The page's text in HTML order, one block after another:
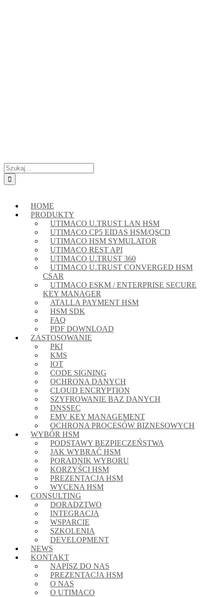
Szukaj
HOME
PRODUKTY
UTIMACO U.TRUST LAN HSM
UTIMACO CP5 EIDAS HSM/QSCD
UTIMACO HSM SYMULATOR
UTIMACO REST API
UTIMACO U.TRUST 360
UTIMACO U.TRUST CONVERGED HSM
CSAR
UTIMACO ESKM / ENTERPRISE SECURE
KEY MANAGER
ATALLA PAYMENT HSM
HSM SDK
FAQ
PDF DOWNLOAD
ZASTOSOWANIE
PKI
KMS
IOT
CODE SIGNING
OCHRONA DANYCH
CLOUD ENCRYPTION
SZYFROWANIE BAZ DANYCH
DNSSEC
EMV KEY MANAGEMENT
OCHRONA PROCESÓW BIZNESOWYCH
WYBÓR HSM
PODSTAWY BEZPIECZEŃSTWA
JAK WYBRAĆ HSM
PORADNIK WYBORU
KORZYŚCI HSM
PREZENTACJA HSM
WYCENA HSM
CONSULTING
DORADZTWO
INTEGRACJA
WSPARCIE
SZKOLENIA
DEVELOPMENT
NEWS
KONTAKT
NAPISZ DO NAS
PREZENTACJA HSM
O NAS
O UTIMACO